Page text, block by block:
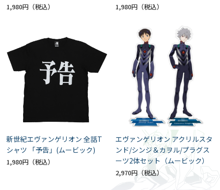
1,980円 1,980円
新世紀エヴァンゲリオン 全話T
シャツ 「予告」(ムービック)
1,980円
エヴァンゲリオン アクリルスタ
ンド/シンジ＆カヲル/プラグス
ーツ2体セット（ムービック）
2,970円